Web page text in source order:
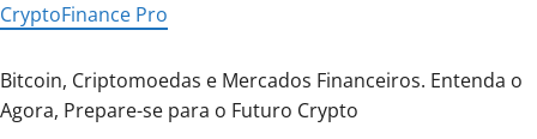
Skip
content
CryptoFinance Pro
Bitcoin, Criptomoedas e Mercados Financeiros. Entenda o
Agora, Prepare-se para o Futuro Crypto